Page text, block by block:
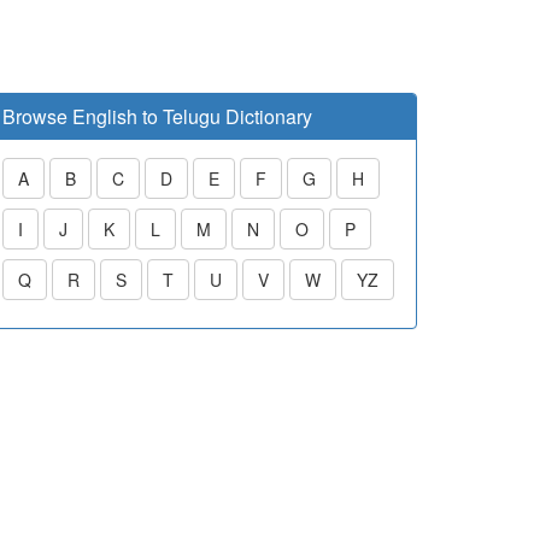
Browse English to Telugu Dictionary
A B C D E F G H
I J K L M N O P
Q R S T U V W YZ